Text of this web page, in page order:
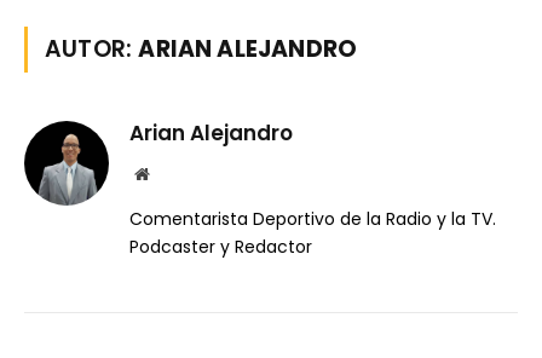
AUTOR:ARIAN ALEJANDRO
Arian Alejandro
Website
Comentarista Deportivo de la Radio y la TV.
Podcaster y Redactor